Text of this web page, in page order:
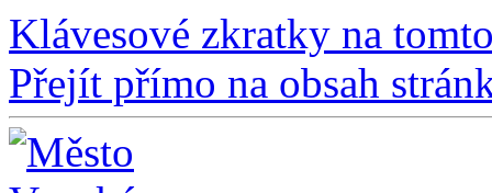
Klávesové zkratky na
Přejít přímo na obsah